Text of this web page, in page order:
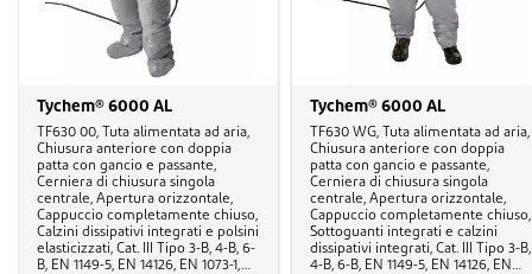
Tychem® 6000 AL
TF630 00, Tuta alimentata ad aria,
Chiusura anteriore con doppia
patta con gancio e passante,
Cerniera di chiusura singola
centrale, Apertura orizzontale,
Cappuccio completamente chiuso,
Calzini dissipativi integrati e polsini
elasticizzati, Cat. III Tipo 3-B, 4-B, 6-
B, EN 1149-5, EN 14126, EN 1073-1,
Tychem® 6000 AL
TF630 WG, Tuta alimentata ad aria,
Chiusura anteriore con doppia
patta con gancio e passante,
Cerniera di chiusura singola
centrale, Apertura orizzontale,
Cappuccio completamente chiuso,
Sottoguanti integrati e calzini
dissipativi integrati, Cat. III Tipo 3-B,
4-B, 6-B, EN 1149-5, EN 14126, EN